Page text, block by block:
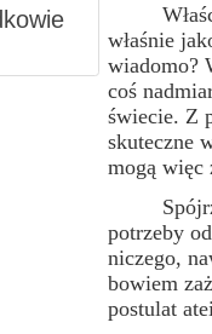
właśnie
wiadomo?
coś
świecie. Z
skuteczne
mogą więc
Spójrzmy
potrzeby
niczego,
bowiem
postulat